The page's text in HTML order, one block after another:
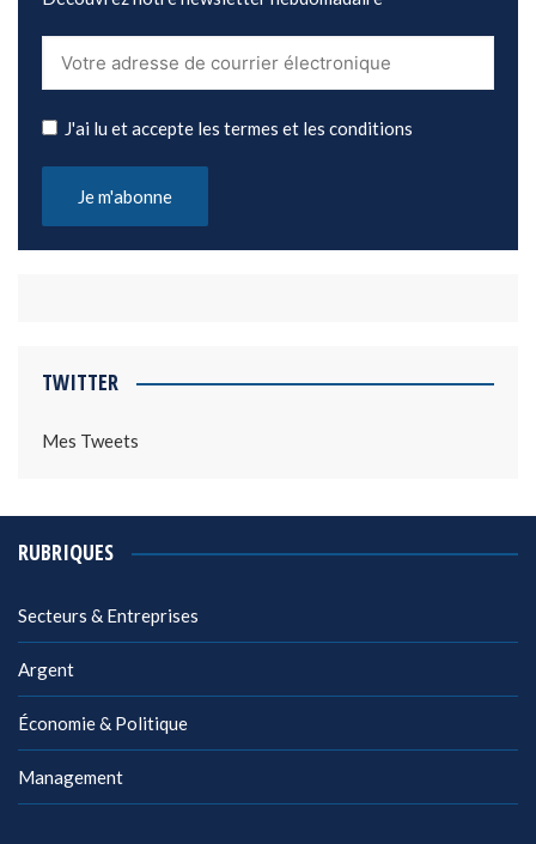
J'ai lu et accepte les termes et les conditions
TWITTER
Mes Tweets
RUBRIQUES
Secteurs & Entreprises
Argent
Économie & Politique
Management